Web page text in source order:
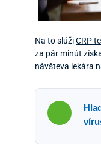
Na to slúžiCRP
za pár minút
návšteva lekára